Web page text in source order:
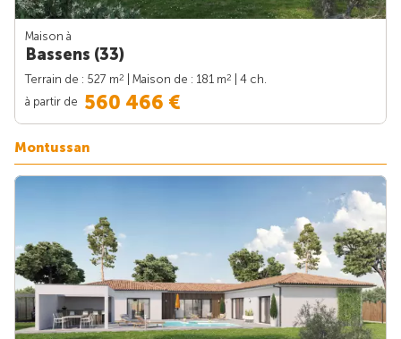
Maison à
Bassens (33)
Terrain de : 527 m2 | Maison de : 181 m2
| 4 ch.
à partir de 560 466 €
Montussan